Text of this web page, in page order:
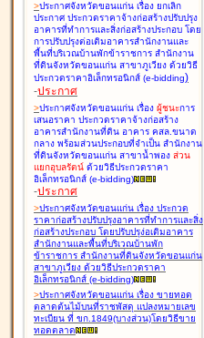
>ประกาศจังหวัดขอนแก่น เรื่อง ยกเลิก
ประกาศ ประกวดราคาจ้างก่อสร้างปรับปรุง
อาคารที่ทำการและสิ่งก่อสร้างประกอบ โดย
การปรับปรุงต่อเติมอาคารสำนักงานและ
พื้นที่บริเวณบ้านพักข้าราชการ สำนักงาน
ที่ดินจังหวัดขอนแก่น สาขาภูเวียง ด้วยวิธี
ประกวดราคาอิเล็กทรอนิกส์ (e-bidding)
-ประกาศ
>ประกาศจังหวัดขอนแก่น เรื่อง ผู้ชนะการ
เสนอราคา ประกวดราคาจ้างก่อสร้าง
อาคารสำนักงานที่ดิน อาคาร คสล.ขนาด
กลาง พร้อมส่วนประกอบที่จำเป็น สำนักงาน
ที่ดินจังหวัดขอนแก่น สาขาน้ำพอง ส่วน
แยกอุบลรัตน์ ด้วยวิธีประกวดราคา
อิเล็กทรอนิกส์ (e-bidding)
-ประกาศ
>ประกาศจังหวัดขอนแก่น เรื่อง ประกวด
ราคาก่อสร้างปรับปรุงอาคารที่ทำการและสิ่ง
ก่อสร้างประกอบ โดยปรับปรุง่อเติมอาคาร
สำนักงานและพื้นที่บริเวณบ้านพัก
ข้าราชการ สำนักงานที่ดินจังหวัดขอนแก่น
สาขาภูเวียง ด้วยวิธีประกวดราคา
อิเล็กทรอนิกส์ (e-bidding)
>ประกาศจังหวัดขอนแก่น เรื่อง ขายทอด
ตลาดต้นไม้บนที่ราชพัสดุ แปลงหมายเลข
ทะเบียน ที่ ขก.1849(บางส่วน)โดยวิธีขาย
ทอดตลาด